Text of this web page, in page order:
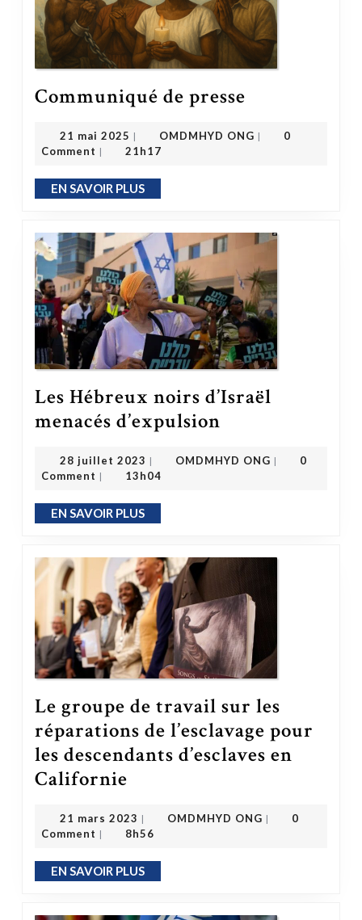
Communiqué de presse
21 mai 2025 21 mai 2025
| OMDMHYD ONG |
0
Comment | 21h17
EN SAVOIR PLUSEN SAVOIR PLUS
Les Hébreux noirs d’Israël
menacés d’expulsion
28 juillet 2023 28 juillet 2023
| OMDMHYD ONG |
0
Comment | 13h04
EN SAVOIR PLUSEN SAVOIR PLUS
Le groupe de travail sur les
réparations de l’esclavage pour
les descendants d’esclaves en
Californie
21 mars 2023 21 mars 2023
| OMDMHYD ONG |
0
Comment | 8h56
EN SAVOIR PLUSEN SAVOIR PLUS